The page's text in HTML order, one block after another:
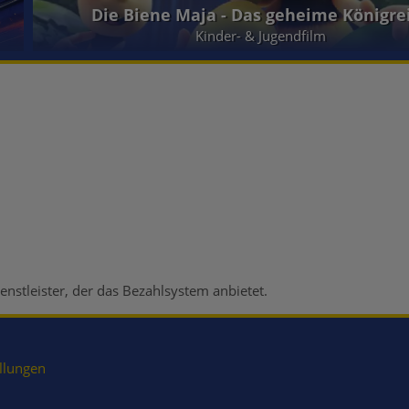
Die Biene Maja - Das geheime
Kinder- & Jugendfilm
der das Bezahlsystem anbietet.